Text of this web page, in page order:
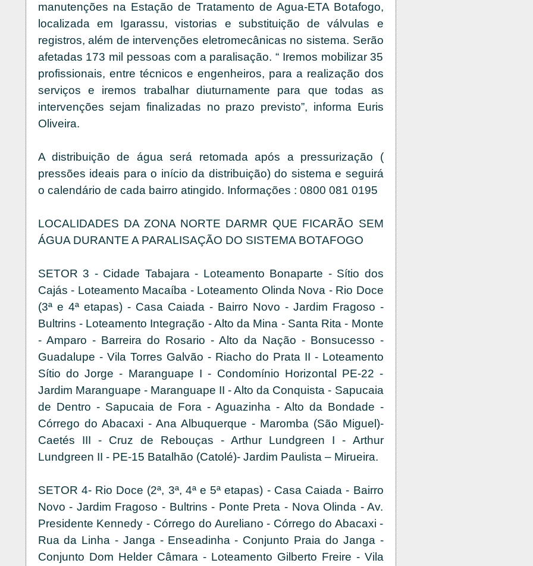
manutenções na Estação de Tratamento de Agua-ETA Botafogo,
localizada em Igarassu, vistorias e substituição de válvulas e
registros, além de intervenções eletromecânicas no sistema. Serão
afetadas 173 mil pessoas com a paralisação. “ Iremos mobilizar 35
profissionais, entre técnicos e engenheiros, para a realização dos
serviços e iremos trabalhar diuturnamente para que todas as
intervenções sejam finalizadas no prazo previsto”, informa Euris
Oliveira.
A distribuição de água será retomada após a pressurização (
pressões ideais para o início da distribuição) do sistema e seguirá
o calendário de cada bairro atingido. Informações : 0800 081 0195
LOCALIDADES DA ZONA NORTE DARMR QUE FICARÃO SEM
ÁGUA DURANTE A PARALISAÇÃO DO SISTEMA BOTAFOGO
SETOR 3 - Cidade Tabajara - Loteamento Bonaparte - Sítio dos
Cajás - Loteamento Macaíba - Loteamento Olinda Nova - Rio Doce
(3ª e 4ª etapas) - Casa Caiada - Bairro Novo - Jardim Fragoso -
Bultrins - Loteamento Integração - Alto da Mina - Santa Rita - Monte
- Amparo - Barreira do Rosario - Alto da Nação - Bonsucesso -
Guadalupe - Vila Torres Galvão - Riacho do Prata II - Loteamento
Sítio do Jorge - Maranguape I - Condomínio Horizontal PE-22 -
Jardim Maranguape - Maranguape II - Alto da Conquista - Sapucaia
de Dentro - Sapucaia de Fora - Aguazinha - Alto da Bondade -
Córrego do Abacaxi - Ana Albuquerque - Maromba (São Miguel)-
Caetés III - Cruz de Rebouças - Arthur Lundgreen I - Arthur
Lundgreen II - PE-15 Batalhão (Catolé)- Jardim Paulista – Mirueira.
SETOR 4- Rio Doce (2ª, 3ª, 4ª e 5ª etapas) - Casa Caiada - Bairro
Novo - Jardim Fragoso - Bultrins - Ponte Preta - Nova Olinda - Av.
Presidente Kennedy - Córrego do Aureliano - Córrego do Abacaxi -
Rua da Linha - Janga - Enseadinha - Conjunto Praia do Janga -
Conjunto Dom Helder Câmara - Loteamento Gilberto Freire - Vila